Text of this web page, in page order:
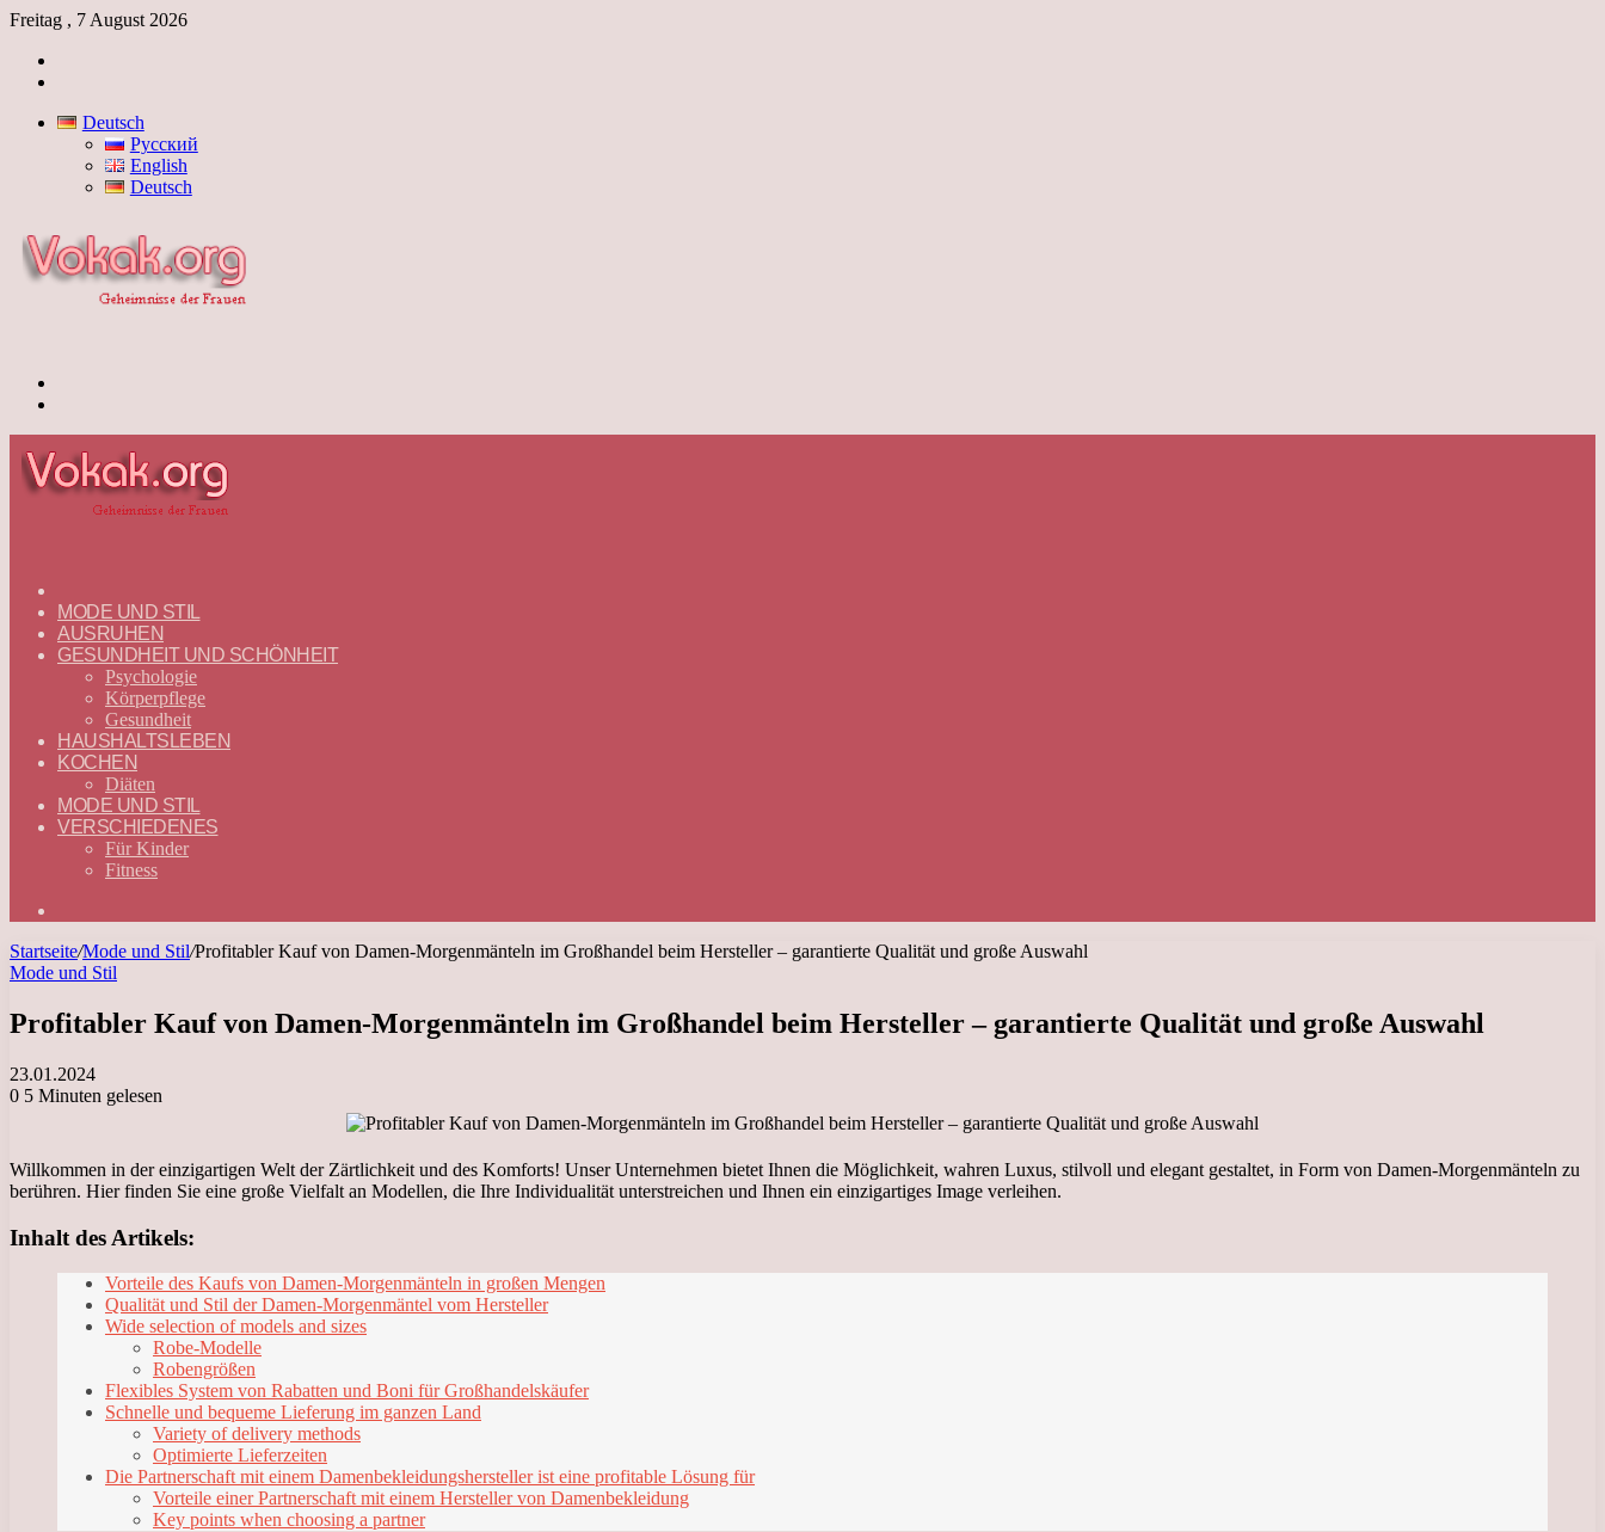
Freitag , 7 August 2026
Deutsch
Русский
English
Deutsch
—
DEUTSCH
MODE UND STIL
AUSRUHEN
GESUNDHEIT UND SCHÖNHEIT
Psychologie
Körperpflege
Gesundheit
HAUSHALTSLEBEN
KOCHEN
Diäten
MODE UND STIL
VERSCHIEDENES
Für Kinder
Fitness
Startseite/Mode und Stil/Profitabler Kauf von Damen-Morgenmänteln im Großhandel beim Hersteller – garantierte Qualität und große Auswahl
Mode und Stil
Profitabler Kauf von Damen-Morgenmänteln im Großhandel beim Hersteller – garantierte Qualität und große Auswahl
23.01.2024
0 5 Minuten gelesen
Willkommen in der einzigartigen Welt der Zärtlichkeit und des Komforts! Unser Unternehmen bietet Ihnen die Möglichkeit, wahren Luxus, stilvoll und elegant gestaltet, in Form von Damen-Morgenmänteln zu
berühren. Hier finden Sie eine große Vielfalt an Modellen, die Ihre Individualität unterstreichen und Ihnen ein einzigartiges Image verleihen.
Inhalt des Artikels:
Vorteile des Kaufs von Damen-Morgenmänteln in großen Mengen
Qualität und Stil der Damen-Morgenmäntel vom Hersteller
Wide selection of models and sizes
Robe-Modelle
Robengrößen
Flexibles System von Rabatten und Boni für Großhandelskäufer
Schnelle und bequeme Lieferung im ganzen Land
Variety of delivery methods
Optimierte Lieferzeiten
Die Partnerschaft mit einem Damenbekleidungshersteller ist eine profitable Lösung für
Vorteile einer Partnerschaft mit einem Hersteller von Damenbekleidung
Key points when choosing a partner